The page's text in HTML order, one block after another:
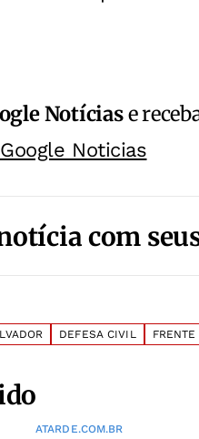
Notíciase
Noticias
com
DEFESA CIVIL FRENTE